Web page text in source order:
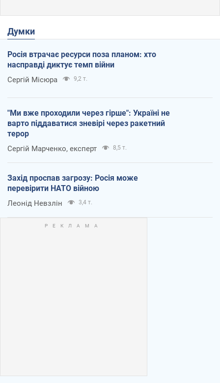
Думки
Росія втрачає ресурси поза планом: хто
насправді диктує темп війни
Сергій Місюра 9,2 т.
"Ми вже проходили через гірше": Україні не
варто піддаватися зневірі через ракетний
терор
Сергій Марченко, експерт 8,5 т.
Захід проспав загрозу: Росія може
перевірити НАТО війною
Леонід Невзлін 3,4 т.